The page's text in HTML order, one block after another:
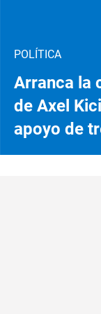
POLÍTICA
Arranca la
de Axel
apoyo de